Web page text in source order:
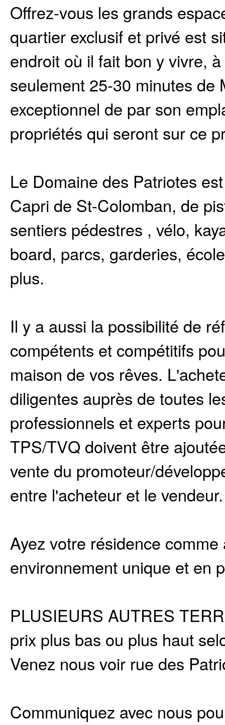
Offrez-vous les grands
quartier exclusif et privé est
endroit où il fait bon y vivre,
seulement 25-30 minutes de
exceptionnel de par son
propriétés qui seront sur ce
Le Domaine des Patriotes
Capri de St-Colomban, de
sentiers pédestres , vélo,
board, parcs, garderies,
plus.
Il y a aussi la possibilité de
compétents et compétitifs
maison de vos rêves.
diligentes auprès de toutes
professionnels et experts
TPS/TVQ doivent être
vente du promoteur/
entre l'acheteur et le vendeur.
Ayez votre résidence
environnement unique et en
PLUSIEURS AUTRES
prix plus bas ou plus haut
Venez nous voir rue des
Communiquez avec nous